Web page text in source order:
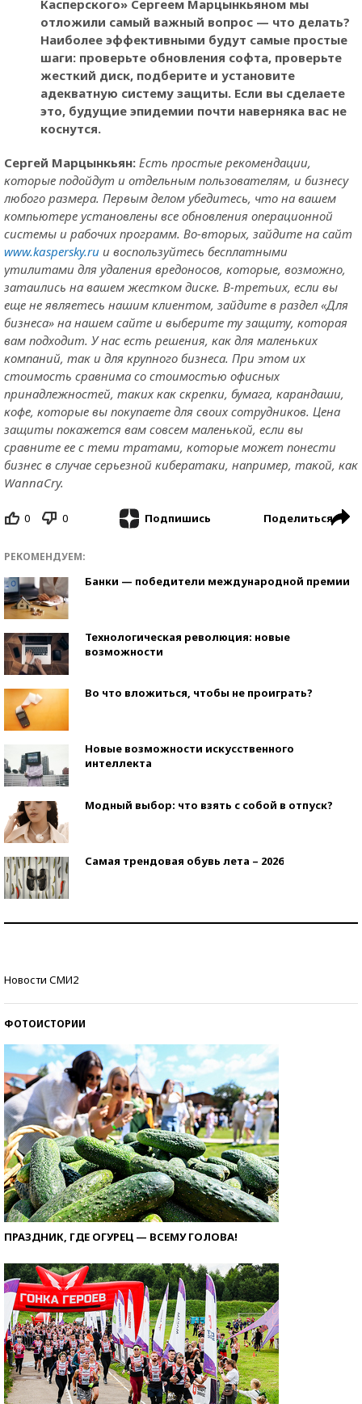
Касперского» Сергеем Марцынкьяном мы
отложили самый важный вопрос — что делать?
Наиболее эффективными будут самые простые
шаги: проверьте обновления софта, проверьте
жесткий диск, подберите и установите
адекватную систему защиты. Если вы сделаете
это, будущие эпидемии почти наверняка вас не
коснутся.
Сергей Марцынкьян: Есть простые рекомендации,
которые подойдут и отдельным пользователям, и бизнесу
любого размера. Первым делом убедитесь, что на вашем
компьютере установлены все обновления операционной
системы и рабочих программ. Во-вторых, зайдите на сайт
www.kaspersky.ru и воспользуйтесь бесплатными
утилитами для удаления вредоносов, которые, возможно,
затаились на вашем жестком диске. В-третьих, если вы
еще не являетесь нашим клиентом, зайдите в раздел «Для
бизнеса» на нашем сайте и выберите ту защиту, которая
вам подходит. У нас есть решения, как для маленьких
компаний, так и для крупного бизнеса. При этом их
стоимость сравнима со стоимостью офисных
принадлежностей, таких как скрепки, бумага, карандаши,
кофе, которые вы покупаете для своих сотрудников. Цена
защиты покажется вам совсем маленькой, если вы
сравните ее с теми тратами, которые может понести
бизнес в случае серьезной кибератаки, например, такой, как
WannaCry.
0 0 Подпишись Поделиться
РЕКОМЕНДУЕМ:
Банки — победители международной премии
Технологическая революция: новые
возможности
Во что вложиться, чтобы не проиграть?
Новые возможности искусственного
интеллекта
Модный выбор: что взять с собой в отпуск?
Самая трендовая обувь лета – 2026
Новости СМИ2
ФОТОИСТОРИИ
ПРАЗДНИК, ГДЕ ОГУРЕЦ — ВСЕМУ ГОЛОВА!